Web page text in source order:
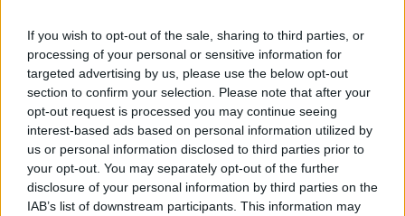
If you wish to opt-out of the sale, sharing to third parties, or
processing of your personal or sensitive information for
targeted advertising by us, please use the below opt-out
section to confirm your selection. Please note that after your
opt-out request is processed you may continue seeing
interest-based ads based on personal information utilized by
us or personal information disclosed to third parties prior to
your opt-out. You may separately opt-out of the further
disclosure of your personal information by third parties on the
IAB’s list of downstream participants. This information may
VARESE
Incontro “Un mare di solidarietà” –
Testimonianza dalla Flotilla e sguardo
su Gaza oggi